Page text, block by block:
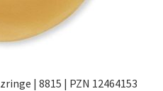
| 8815 | PZN 12464153